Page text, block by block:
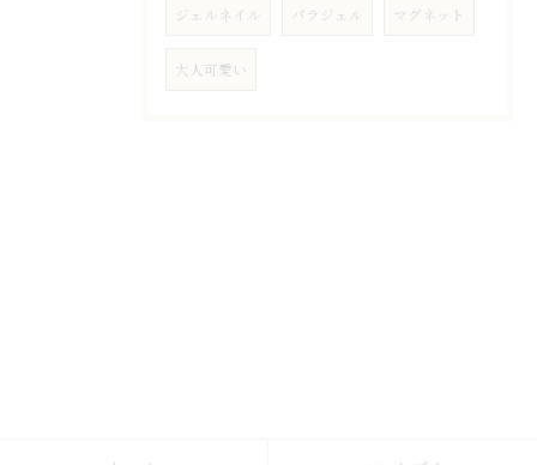
ジェルネイル パラジェル マグネット
大人可愛い